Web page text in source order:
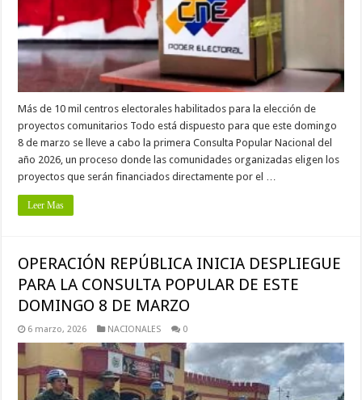
Más de 10 mil centros electorales habilitados para la elección de
proyectos comunitarios Todo está dispuesto para que este domingo
8 de marzo se lleve a cabo la primera Consulta Popular Nacional del
año 2026, un proceso donde las comunidades organizadas eligen los
proyectos que serán financiados directamente por el …
Leer Mas
OPERACIÓN REPÚBLICA INICIA DESPLIEGUE
PARA LA CONSULTA POPULAR DE ESTE
DOMINGO 8 DE MARZO
6 marzo, 2026 NACIONALES 0